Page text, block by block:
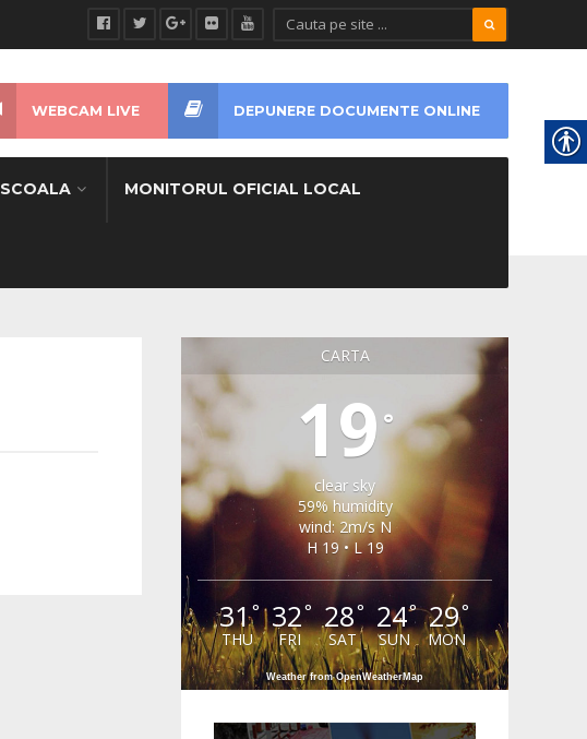
SCOALA MONITORUL OFICIAL LOCAL
WEBCAM LIVE DEPUNERE DOCUMENTE ONLINE
CARTA
19 °
clear sky
59% humidity
wind: 2m/s N
H 19 • L 19
31°
THU
32°
FRI
28°
SAT
24°
SUN
29°
MON
Weather from OpenWeatherMap